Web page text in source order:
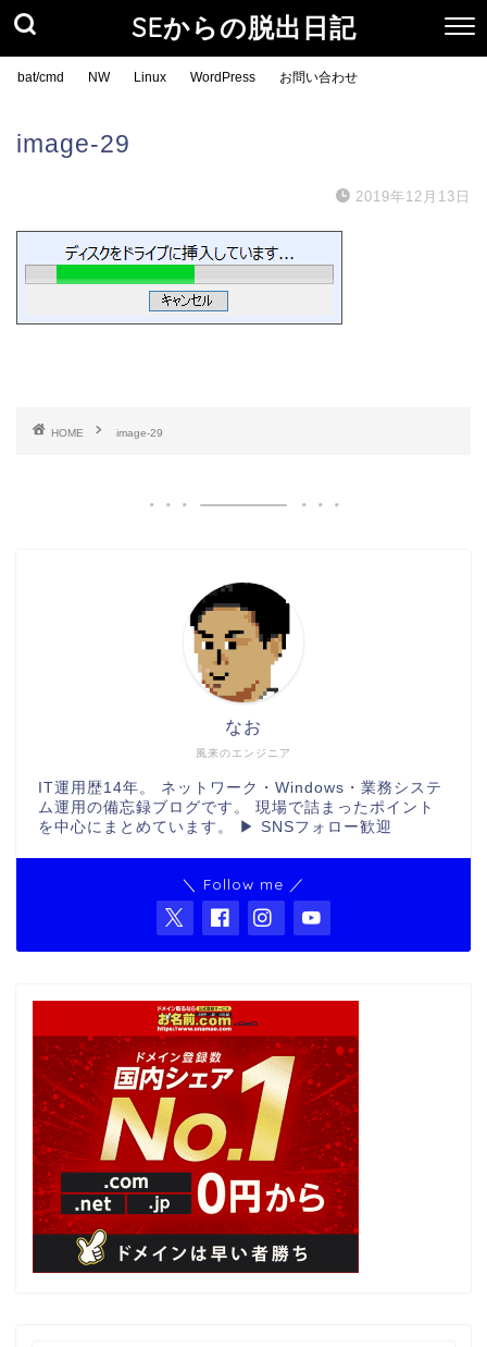
SEからの脱出日記
bat/cmd NW Linux WordPress お問い合わせ
image-29
2019年12月13日
HOME image-29
風来のエンジニア
なお
IT運用歴14年。 ネットワーク・Windows・業務システ
ム運用の備忘録ブログです。 現場で詰まったポイント
を中心にまとめています。 ▶ SNSフォロー歓迎
＼ Follow me ／